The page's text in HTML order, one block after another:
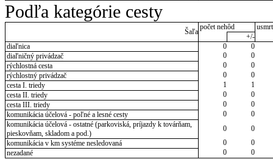
Podľa kategórie cesty
Šaľa
počet nehôd
+/-
diaľnica
0
0
diaľničný privádzač
0
0
rýchlostná cesta
0
0
rýchlostný privádzač
0
0
cesta I. triedy
1
1
cesta II. triedy
0
0
cesta III. triedy
0
0
komunikácia účelová - poľné a lesné cesty
0
0
komunikácia účelová - ostatné (parkoviská, príjazdy k továrňam,
pieskovňam, skladom a pod.)
0
0
komunikácia v km systéme nesledovaná
0
0
nezadané
0 0